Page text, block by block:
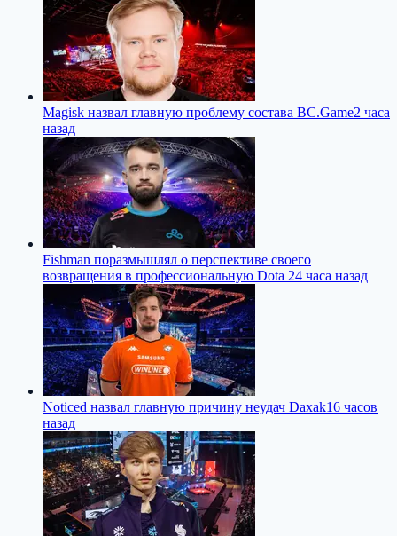
Magisk назвал главную проблему состава BC.Game2 часа
назад
Fishman поразмышлял о перспективе своего
возвращения в профессиональную Dota 24 часа назад
Noticed назвал главную причину неудач Daxak16 часов
назад